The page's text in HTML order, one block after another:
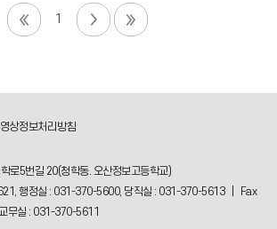
1
영상정보처리방침
로5번길 20(청학동. 오산정보고등학교)
행정실 : 031-370-5600, 당직실 : 031-370-5613 | Fax
무실 : 031-370-5611